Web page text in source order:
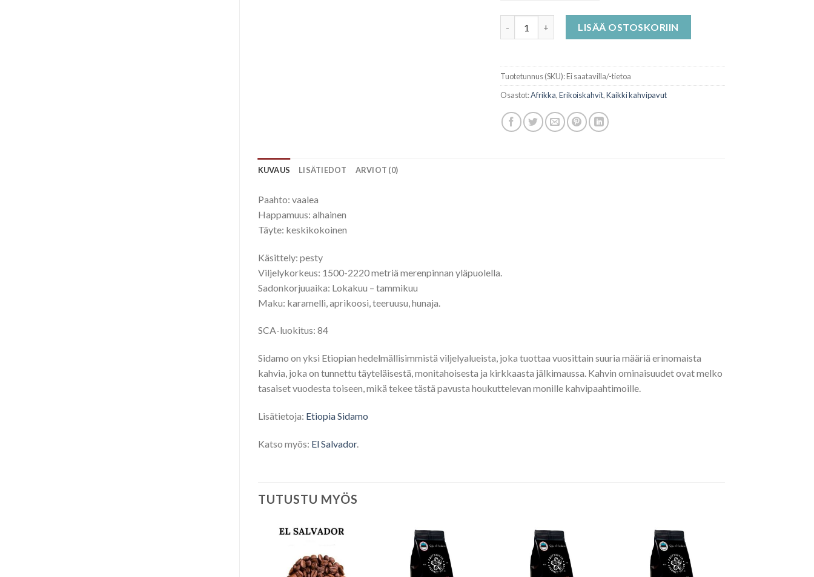
Etiopia Sidamo laatukahvi määräLISÄÄ OSTOSKORIIN
Tuotetunnus (SKU):Ei saatavilla/-tietoa
Osastot:Afrikka,Erikoiskahvit,Kaikki kahvipavut
KUVAUS LISÄTIEDOT ARVIOT (0)
Paahto: vaalea
Happamuus: alhainen
Täyte: keskikokoinen
Käsittely: pesty
Viljelykorkeus: 1500-2220 metriä merenpinnan yläpuolella.
Sadonkorjuuaika: Lokakuu – tammikuu
Maku: karamelli, aprikoosi, teeruusu, hunaja.
SCA-luokitus: 84
Sidamo on yksi Etiopian hedelmällisimmistä viljelyalueista, joka tuottaa vuosittain suuria määriä erinomaista
kahvia, joka on tunnettu täyteläisestä, monitahoisesta ja kirkkaasta jälkimaussa. Kahvin ominaisuudet ovat melko
tasaiset vuodesta toiseen, mikä tekee tästä pavusta houkuttelevan monille kahvipaahtimoille.
Lisätietoja: Etiopia Sidamo
Katso myös: El Salvador.
TUTUSTU MYÖS